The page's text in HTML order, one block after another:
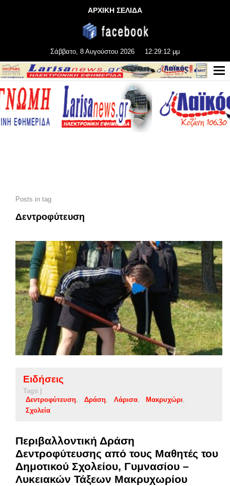
ΑΡΧΙΚΗ ΣΕΛΙΔΑ
Σάββατο, 8 Αυγούστου 2026 12:29:12 μμ
Posts in tag
Δεντροφύτευση
Ειδήσεις
Tags |
Δεντροφύτευση
Δράση Λάρισα
Μακρυχώρι
Σχολεία
Περιβαλλοντική Δράση
Δεντροφύτευσης από τους Μαθητές του
Δημοτικού Σχολείου, Γυμνασίου –
Λυκειακών Τάξεων Μακρυχωρίου